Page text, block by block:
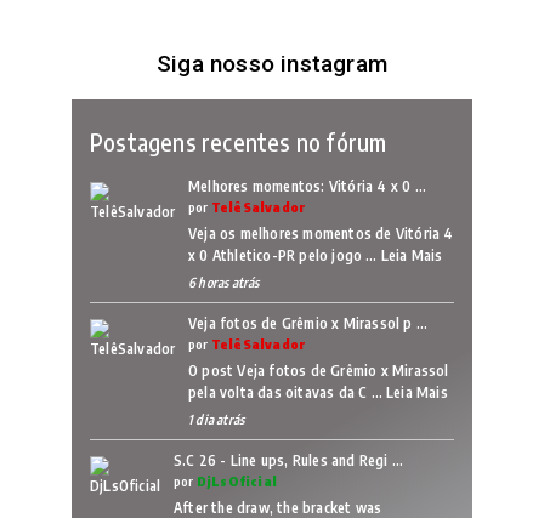
Siga nosso instagram
Postagens recentes no fórum
Melhores momentos: Vitória 4 x 0 …
por TelêSalvador
Veja os melhores momentos de Vitória 4
x 0 Athletico-PR pelo jogo … Leia Mais
6 horas atrás
Veja fotos de Grêmio x Mirassol p …
por TelêSalvador
O post Veja fotos de Grêmio x Mirassol
pela volta das oitavas da C … Leia Mais
1 dia atrás
S.C 26 - Line ups, Rules and Regi …
por DjLsOficial
After the draw, the bracket was